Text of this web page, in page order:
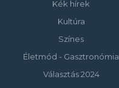
Kék hírek
Kultúra
Színes
Életmód - Gasztronómia
Választás 2024